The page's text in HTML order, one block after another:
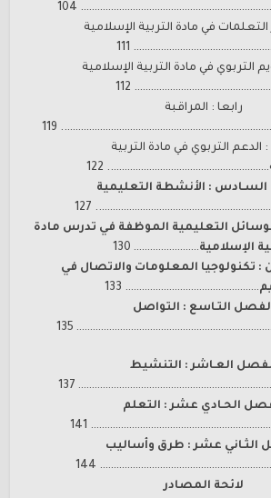
104
التعلمات في مادة التربية الإسلامية
………………………………………………….
التربوي في مادة التربية الإسلامية
………………………………………………….
رابعا : المراقبة
119
: الدعم التربوي في مادة التربية
122
: الأنشطة التعليمية
…………………………………………………………..
التعليمية الموظفة في تدرس مادة
الإسلامية…………………… 130
: تكنولوجيا المعلومات والاتصال في
…………………………………………. 133
التـاسع : التواصل
……………………………………………………………………
العـاشر : التنشيط
الحـادي عشر : التعلم
الثـاني عشر : طرق وأساليب
………………………………………………………….
لائحة المصادر